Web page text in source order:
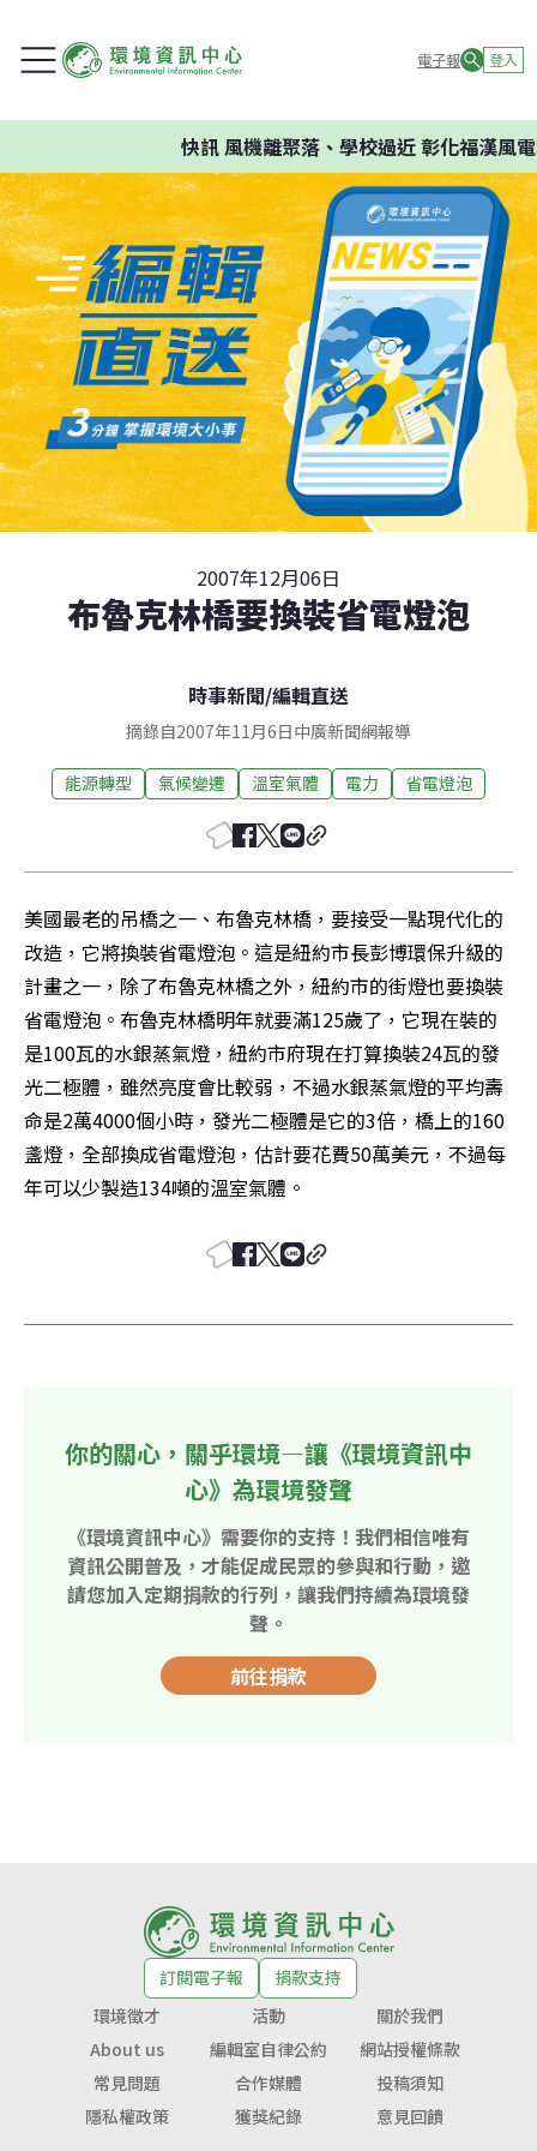
電子報 登入
快訊風機離聚落、學校過近 彰化福漢風電
2007年12月06日
布魯克林橋要換裝省電燈泡
時事新聞/編輯直送
摘錄自2007年11月6日中廣新聞網報導
能源轉型 氣候變遷 溫室氣體 電力 省電燈泡
美國最老的吊橋之一、布魯克林橋，要接受一點現代化的
改造，它將換裝省電燈泡。這是紐約市長彭博環保升級的
計畫之一，除了布魯克林橋之外，紐約市的街燈也要換裝
省電燈泡。布魯克林橋明年就要滿125歲了，它現在裝的
是100瓦的水銀蒸氣燈，紐約市府現在打算換裝24瓦的發
光二極體，雖然亮度會比較弱，不過水銀蒸氣燈的平均壽
命是2萬4000個小時，發光二極體是它的3倍，橋上的160
盞燈，全部換成省電燈泡，估計要花費50萬美元，不過每
年可以少製造134噸的溫室氣體。
你的關心，關乎環境—讓《環境資訊中
心》為環境發聲
《環境資訊中心》需要你的支持！我們相信唯有
資訊公開普及，才能促成民眾的參與和行動，邀
請您加入定期捐款的行列，讓我們持續為環境發
聲。
前往捐款
訂閱電子報
捐款支持
環境徵才
活動
關於我們
About us
編輯室自律公約
網站授權條款
常見問題
合作媒體
投稿須知
隱私權政策
獲獎紀錄 意見回饋